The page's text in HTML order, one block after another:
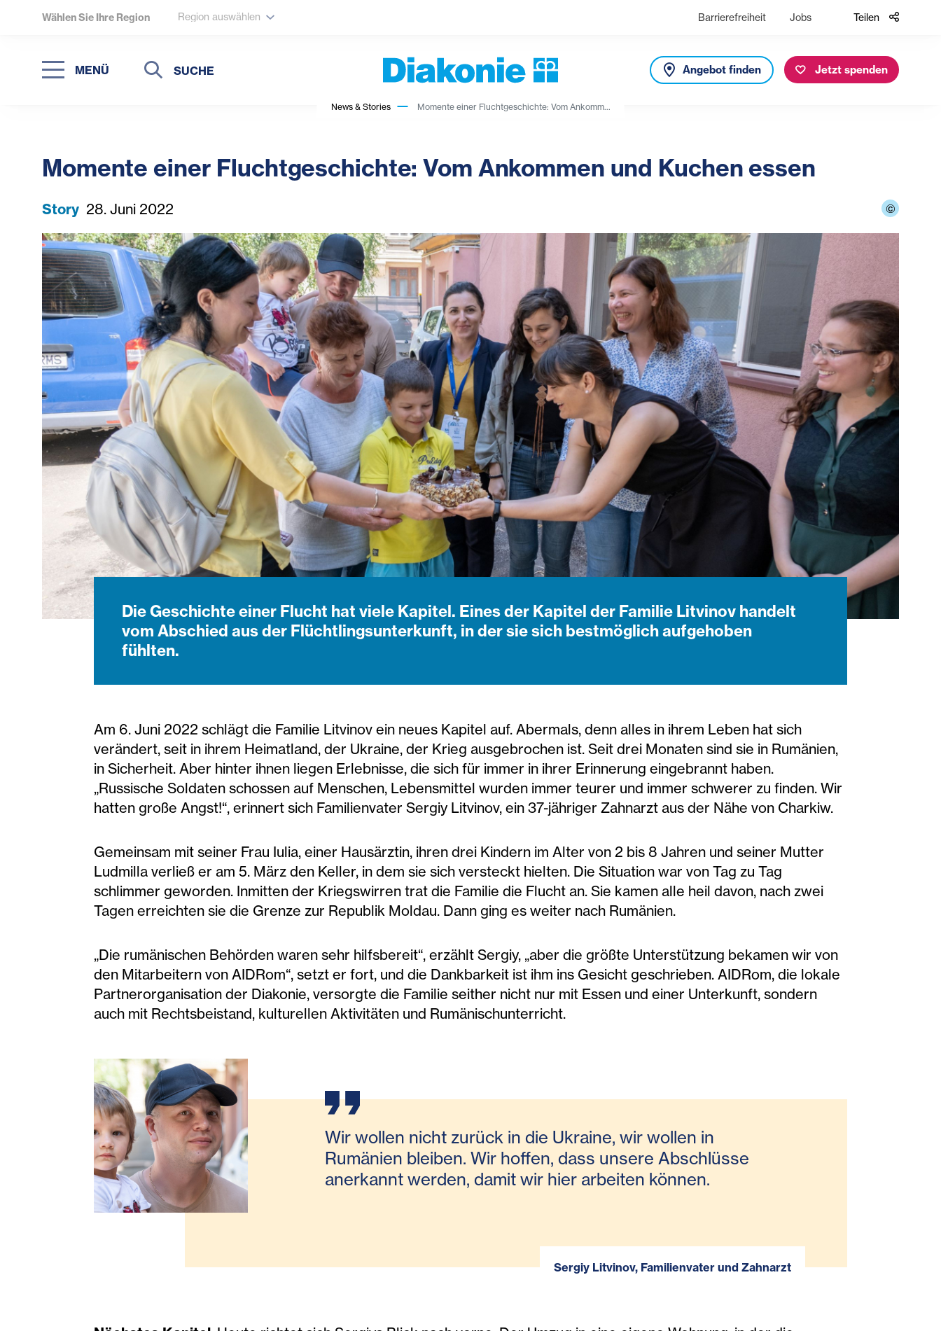
Wählen Sie Ihre Region Region auswählen Barrierefreiheit Jobs Teilen
MENÜ
Suche
Suche
Angebot finden Jetzt spenden
News & Stories Momente einer Fluchtgeschichte: Vom Ankomm...
Momente einer Fluchtgeschichte: Vom Ankommen und Kuchen essen
Story 28. Juni 2022 ©
Die Geschichte einer Flucht hat viele Kapitel. Eines der Kapitel der Familie Litvinov handelt
vom Abschied aus der Flüchtlingsunterkunft, in der sie sich bestmöglich aufgehoben
fühlten.
Am 6. Juni 2022 schlägt die Familie Litvinov ein neues Kapitel auf. Abermals, denn alles in ihrem Leben hat sich
verändert, seit in ihrem Heimatland, der Ukraine, der Krieg ausgebrochen ist. Seit drei Monaten sind sie in Rumänien,
in Sicherheit. Aber hinter ihnen liegen Erlebnisse, die sich für immer in ihrer Erinnerung eingebrannt haben.
„Russische Soldaten schossen auf Menschen, Lebensmittel wurden immer teurer und immer schwerer zu finden. Wir
hatten große Angst!“, erinnert sich Familienvater Sergiy Litvinov, ein 37-jähriger Zahnarzt aus der Nähe von Charkiw.
Gemeinsam mit seiner Frau Iulia, einer Hausärztin, ihren drei Kindern im Alter von 2 bis 8 Jahren und seiner Mutter
Ludmilla verließ er am 5. März den Keller, in dem sie sich versteckt hielten. Die Situation war von Tag zu Tag
schlimmer geworden. Inmitten der Kriegswirren trat die Familie die Flucht an. Sie kamen alle heil davon, nach zwei
Tagen erreichten sie die Grenze zur Republik Moldau. Dann ging es weiter nach Rumänien.
„Die rumänischen Behörden waren sehr hilfsbereit“, erzählt Sergiy, „aber die größte Unterstützung bekamen wir von
den Mitarbeitern von AIDRom“, setzt er fort, und die Dankbarkeit ist ihm ins Gesicht geschrieben. AIDRom, die lokale
Partnerorganisation der Diakonie, versorgte die Familie seither nicht nur mit Essen und einer Unterkunft, sondern
auch mit Rechtsbeistand, kulturellen Aktivitäten und Rumänischunterricht.
Wir wollen nicht zurück in die Ukraine, wir wollen in
Rumänien bleiben. Wir hoffen, dass unsere Abschlüsse
anerkannt werden, damit wir hier arbeiten können.
Sergiy Litvinov, Familienvater und Zahnarzt